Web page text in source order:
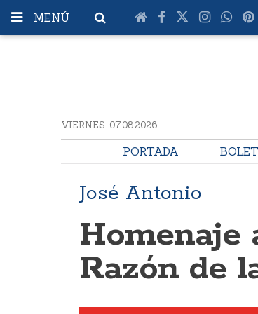
MENÚ
VIERNES. 07.08.2026
PORTADA
José Antonio
Homenaje
Razón de